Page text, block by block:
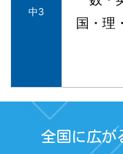
中3
国・理
全国に広が